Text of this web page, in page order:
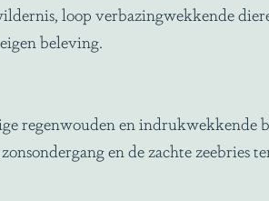
loop verbazingwekkende
beleving.
regenwouden en indrukwekkende
en de zachte zeebries